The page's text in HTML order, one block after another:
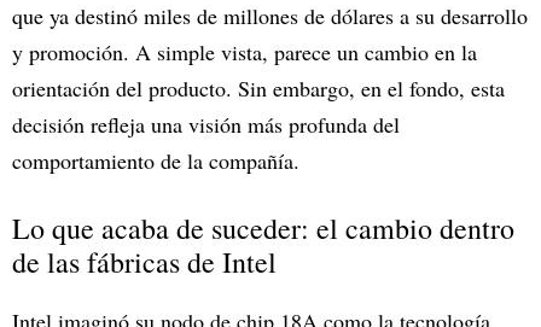
que ya destinó miles de millones de dólares a su desarrollo
y promoción. A simple vista, parece un cambio en la
orientación del producto. Sin embargo, en el fondo, esta
decisión refleja una visión más profunda del
comportamiento de la compañía.
Lo que acaba de suceder: el cambio dentro
de las fábricas de Intel
Intel imaginó su nodo de chip 18A como la tecnología